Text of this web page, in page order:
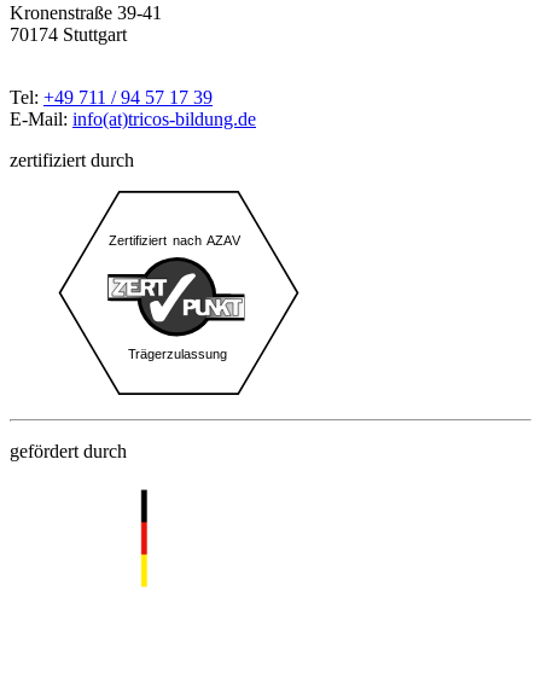
Kronenstraße 39-41
70174 Stuttgart
Tel: +49 711 / 94 57 17 39
E-Mail: info(at)tricos-bildung.de
zertifiziert durch
gefördert durch